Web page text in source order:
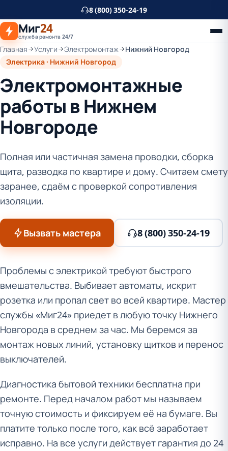
основному
контенту
8 (800) 350-24-19
Миг24
служба ремонта 24/7
Главная Услуги Электромонтаж
Нижний Новгород
Электрика · Нижний Новгород
Электромонтажные
работы в Нижнем
Новгороде
Полная или частичная замена проводки, сборка
щита, разводка по квартире и дому. Считаем смету
заранее, сдаём с проверкой сопротивления
изоляции.
Вызвать мастера 8 (800) 350-24-19
Проблемы с электрикой требуют быстрого
вмешательства. Выбивает автоматы, искрит
розетка или пропал свет во всей квартире. Мастер
службы «Миг24» приедет в любую точку Нижнего
Новгорода в среднем за час. Мы беремся за
монтаж новых линий, установку щитков и перенос
выключателей.
Диагностика бытовой техники бесплатна при
ремонте. Перед началом работ мы называем
точную стоимость и фиксируем её на бумаге. Вы
платите только после того, как всё заработает
исправно. На все услуги действует гарантия до 24